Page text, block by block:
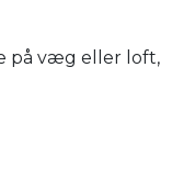
på væg eller loft,